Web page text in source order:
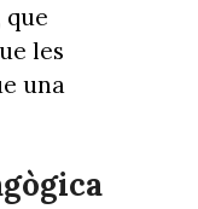
les
una